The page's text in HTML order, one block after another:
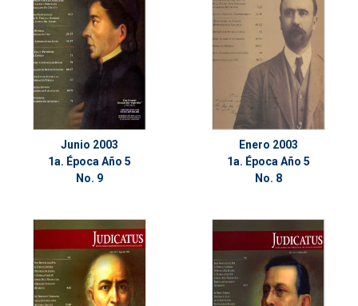
Junio 2003
1a. Época Año 5
No. 9
Enero 2003
1a. Época Año 5
No. 8